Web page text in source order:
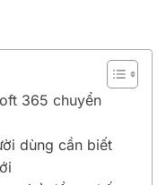
365 chuyển
dùng cần biết